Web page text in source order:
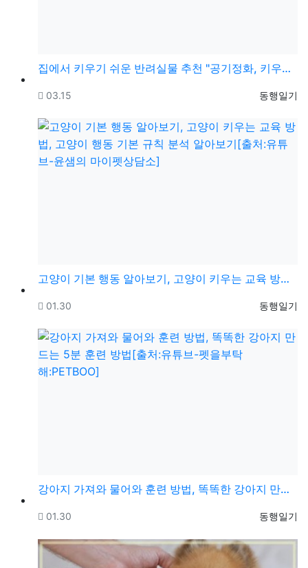
집에서 키우기 쉬운 반려실물 추천 "공기정화, 키우기 …
등록자
동행일기
등록일
03.15
고양이 기본 행동 알아보기, 고양이 키우는 교육 방법,…
등록자
동행일기
등록일
01.30
강아지 가져와 물어와 훈련 방법, 똑똑한 강아지 만드는…
등록자
동행일기
등록일
01.30